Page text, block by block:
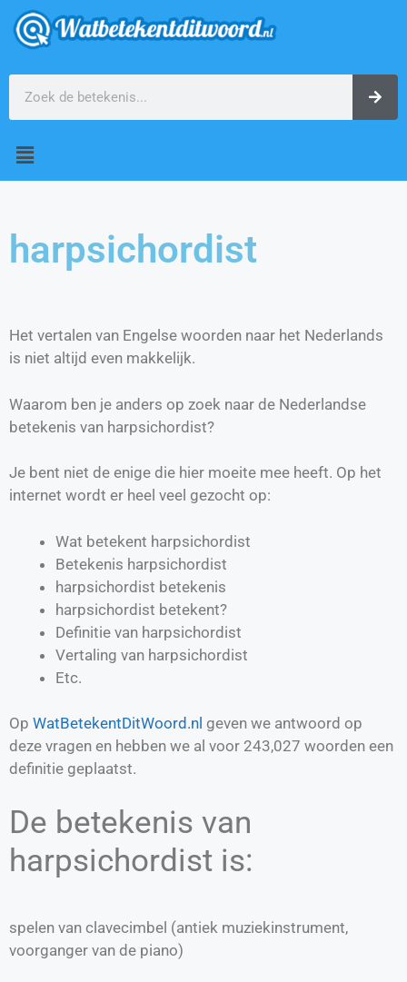
harpsichordist
Het vertalen van Engelse woorden naar het Nederlands
is niet altijd even makkelijk.
Waarom ben je anders op zoek naar de Nederlandse
betekenis van harpsichordist?
Je bent niet de enige die hier moeite mee heeft. Op het
internet wordt er heel veel gezocht op:
Wat betekent harpsichordist
Betekenis harpsichordist
harpsichordist betekenis
harpsichordist betekent?
Definitie van harpsichordist
Vertaling van harpsichordist
Etc.
Op WatBetekentDitWoord.nl geven we antwoord op
deze vragen en hebben we al voor 243,027 woorden een
definitie geplaatst.
De betekenis van
harpsichordist is:
spelen van clavecimbel (antiek muziekinstrument,
voorganger van de piano)